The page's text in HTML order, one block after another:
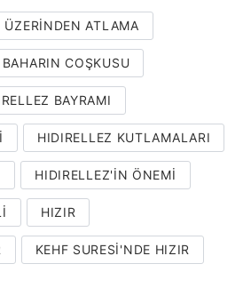
ÜZERINDEN ATLAMA
BAHARIN COŞKUSU
BAYRAMI
HIDIRELLEZ KUTLAMALARI
HIDIRELLEZ'IN ÖNEMI
HIZIR
KEHF SURESI'NDE HIZIR